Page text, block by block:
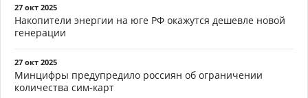
27 окт 2025
Накопители энергии на юге РФ окажутся дешевле новой
генерации
27 окт 2025
Минцифры предупредило россиян об ограничении
количества сим-карт